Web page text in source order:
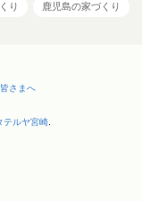
り 鹿児島の家づくり
さまへ
テルヤ宮崎.